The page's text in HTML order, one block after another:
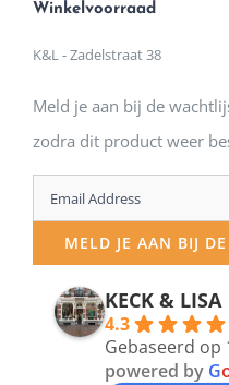
Winkelvoorraad
K&L - Zadelstraat 38
Meld je aan bij de
zodra dit product weer
Enter
your
email
address
MELD JE AAN BIJ
KECK & LISA
4.3
Gebaseerd op
powered by G